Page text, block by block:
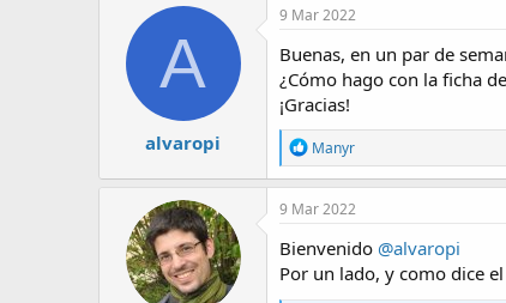
e
m
c
d
i
n
c
i
o
A
alvaropi
9 Mar 2022
Buenas, en un par de
¿Cómo hago con la ficha
¡Gracias!
R
e
a
c
i
o
n
Manyr
9 Mar 2022
Bienvenido @alvaropi
Por un lado, y como dice